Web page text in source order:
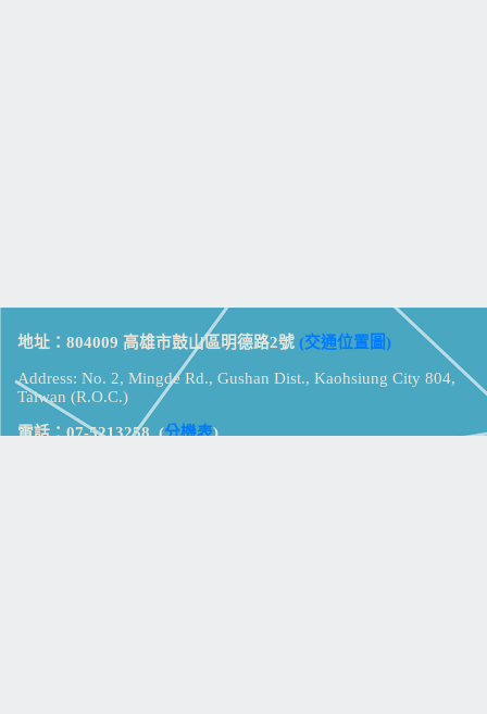
地址：804009 高雄市鼓山區明德路2號 (交通位置圖)
Address: No. 2, Mingde Rd., Gushan Dist., Kaohsiung City 804,
Taiwan (R.O.C.)
電話：07-5213258 (分機表)